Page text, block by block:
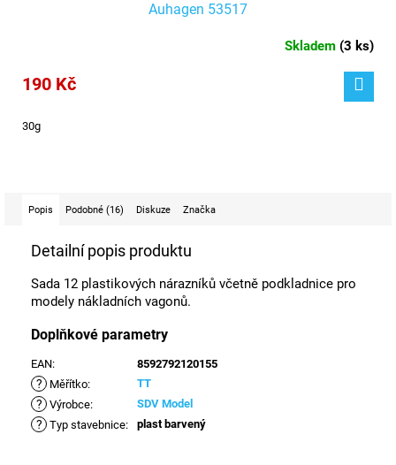
Auhagen 53517
Skladem (3 ks)
190 Kč
30g
Popis Podobné (16) Diskuze Značka
Detailní popis produktu
Sada 12 plastikových nárazníků včetně podkladnice pro
modely nákladních vagonů.
Doplňkové parametry
EAN: 8592792120155
? Měřítko: TT
? Výrobce: SDV Model
? Typ stavebnice: plast barvený